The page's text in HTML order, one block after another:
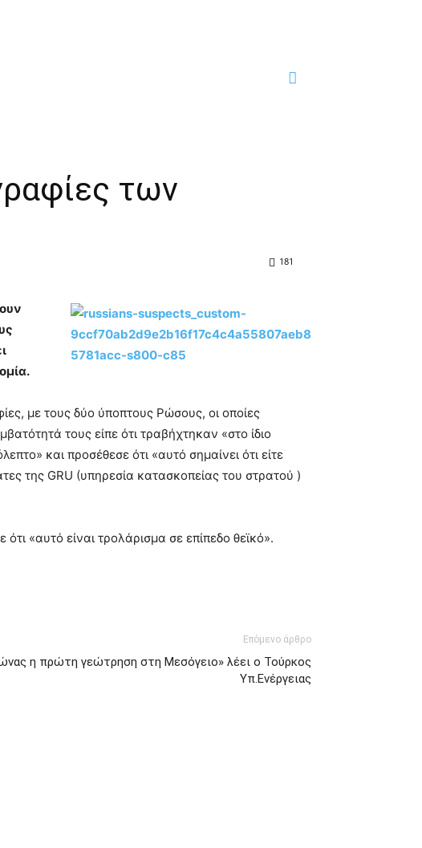
των
181
με τους δύο ύποπτους Ρώσους, οι οποίες
τους είπε ότι τραβήχτηκαν «στο ίδιο
και προσέθεσε ότι «αυτό σημαίνει ότι είτε
της GRU (υπηρεσία κατασκοπείας του στρατού )
«αυτό είναι τρολάρισμα σε επίπεδο θεϊκό».
Επόμενο άρθρο
η πρώτη γεώτρηση στη Μεσόγειο» λέει ο Τούρκος
Υπ.Ενέργειας